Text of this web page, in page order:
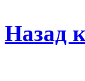
Назад